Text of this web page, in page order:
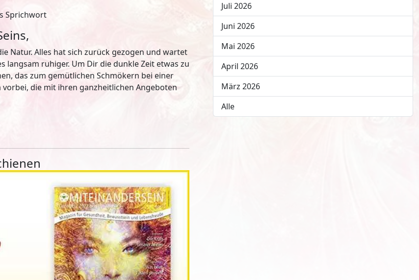
Sprichwort
Natur. Alles hat sich zurück gezogen und wartet
langsam ruhiger. Um Dir die dunkle Zeit etwas zu
das zum gemütlichen Schmökern bei einer
vorbei, die mit ihren ganzheitlichen Angeboten
Juli 2026
Juni 2026
Mai 2026
April 2026
März 2026
Alle